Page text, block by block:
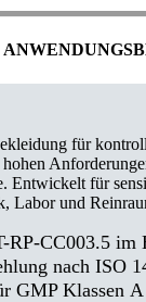
für
Entwickelt für
Labor und
RP-CC003.5 im
nach ISO
GMP Klassen